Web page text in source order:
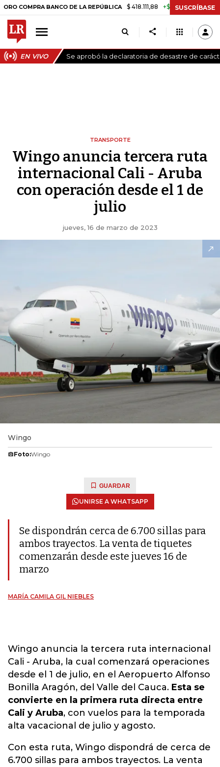
BANCO DE LA REPÚBLICA $ 418.111,88 +$ 9.612,91 +2,35%
SUSCRÍBASE
EN VIVO Se aprobó la declaratoria de desastre de
TRANSPORTE
Wingo anuncia tercera ruta
internacional Cali - Aruba
con operación desde el 1 de
julio
jueves, 16 de marzo de 2023
Wingo
Foto:Wingo
GUARDAR
UNIRSE A WHATSAPP
Se dispondrán cerca de 6.700 sillas para
ambos trayectos. La venta de tiquetes
comenzarán desde este jueves 16 de
marzo
MARÍA CAMILA GIL NIEBLES
Wingo anuncia la tercera ruta internacional
Cali - Aruba, la cual comenzará operaciones
desde el 1 de julio, en el Aeropuerto Alfonso
Bonilla Aragón, del Valle del Cauca. Esta se
convierte en la primera ruta directa entre
Cali y Aruba, con vuelos para la temporada
alta vacacional de julio y agosto.
Con esta ruta, Wingo dispondrá de cerca de
6.700 sillas para ambos trayectos. La venta